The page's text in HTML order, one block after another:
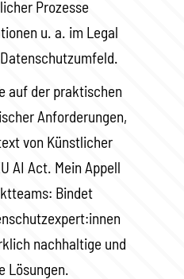
Prozesse
u. a. im Legal
auf der praktischen
Anforderungen,
von Künstlicher
AI Act. Mein Appell
Bindet
nachhaltige und
Lösungen.